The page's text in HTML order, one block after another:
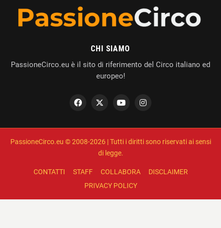
CHI SIAMO
PassioneCirco.eu è il sito di riferimento del Circo italiano ed
europeo!
PassioneCirco.eu © 2008-2026 | Tutti i diritti sono riservati ai sensi
di legge.
CONTATTI STAFF COLLABORA
DISCLAIMER
PRIVACY POLICY